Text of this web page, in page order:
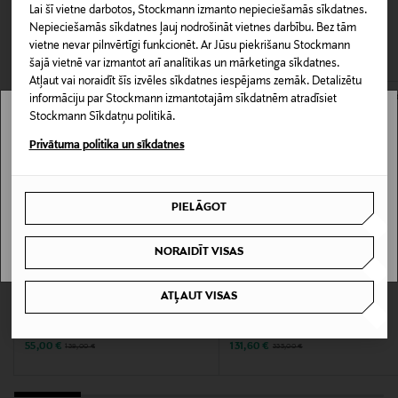
Lai šī vietne darbotos, Stockmann izmanto nepieciešamās sīkdatnes.
Nepieciešamās sīkdatnes ļauj nodrošināt vietnes darbību. Bez tām
vietne nevar pilnvērtīgi funkcionēt. Ar Jūsu piekrišanu Stockmann
šajā vietnē var izmantot arī analītikas un mārketinga sīkdatnes.
Atļaut vai noraidīt šīs izvēles sīkdatnes iespējams zemāk. Detalizētu
informāciju par Stockmann izmantotajām sīkdatnēm atradīsiet
Stockmann Sīkdatņu politikā.
Privātuma politika un sīkdatnes
PIELĀGOT
NORAIDĪT VISAS
ATĻAUT VISAS
piešķir kleitai izteiksmīgumu un rotaļīgumu. Tās
vieglais un plūstošais materiāls patīkami saskaras ar
ādu un nodrošina skaistu kustību. Kombinējiet ar
augstpapēžu kurpēm un iespaidīgām rotaslietām, lai
radītu neaizmirstamu tēlu.
LASĪT VAIRĀK
Materiāls
100% poliesters, odere 97% poliesters, 3% elastāns
Mazgāt ar rokām aukstā ūdenī. Nebalināt. Nebērt
0,00 €
Piegāde uz saņemšanas punktu
0,00 € – 4,90 €
CITI KLIENTI SKATĪJĀS ARĪ
Discounted Price
55,00 € Original Price
139,00 €
Discounted Price
131,60 € Original Price
335,00 €
Stockmann nav pieejams tavā valstī.